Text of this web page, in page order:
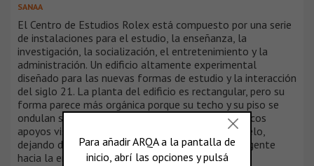
SANAA
El Centro de Estudios Rolex está compuesto por una serie
de instalaciones para el estudio, la enseñanza, la
investigación, la socialización, el entretenimiento y la
administración. Un edificio altamente experimental
diseñado para las nuevas formas de estudio y la interacción
del siglo 21. La planta del edificio es rectangular, pero su
forma parece más orgánica porque su techo y su piso se
ondulan suavemente, siempre en paralelo. Con pocos
apoyos visibles, el edificio toca ligeramente el suelo,
dejando debajo un espacio abierto que atrae a la gente
hacia la entrada central.